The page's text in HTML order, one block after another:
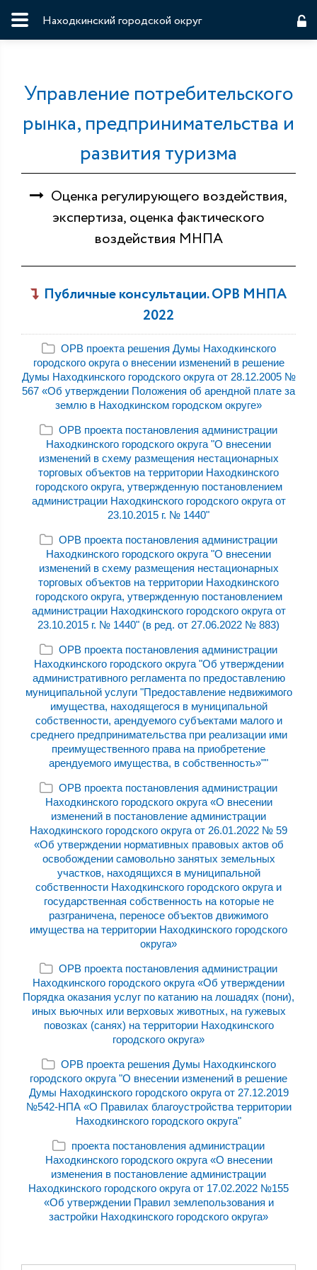
Находкинский городской округ
Управление потребительского
рынка, предпринимательства и
развития туризма
Оценка регулирующего воздействия,
экспертиза, оценка фактического
воздействия МНПА
Публичные консультации. ОРВ МНПА
2022
ОРВ проекта решения Думы Находкинского
городского округа о внесении изменений в решение
Думы Находкинского городского округа от 28.12.2005 №
567 «Об утверждении Положения об арендной плате за
землю в Находкинском городском округе»
ОРВ проекта постановления администрации
Находкинского городского округа "О внесении
изменений в схему размещения нестационарных
торговых объектов на территории Находкинского
городского округа, утвержденную постановлением
администрации Находкинского городского округа от
23.10.2015 г. № 1440"
ОРВ проекта постановления администрации
Находкинского городского округа "О внесении
изменений в схему размещения нестационарных
торговых объектов на территории Находкинского
городского округа, утвержденную постановлением
администрации Находкинского городского округа от
23.10.2015 г. № 1440" (в ред. от 27.06.2022 № 883)
ОРВ проекта постановления администрации
Находкинского городского округа "Об утверждении
административного регламента по предоставлению
муниципальной услуги "Предоставление недвижимого
имущества, находящегося в муниципальной
собственности, арендуемого субъектами малого и
среднего предпринимательства при реализации ими
преимущественного права на приобретение
арендуемого имущества, в собственность»""
ОРВ проекта постановления администрации
Находкинского городского округа «О внесении
изменений в постановление администрации
Находкинского городского округа от 26.01.2022 № 59
«Об утверждении нормативных правовых актов об
освобождении самовольно занятых земельных
участков, находящихся в муниципальной
собственности Находкинского городского округа и
государственная собственность на которые не
разграничена, переносе объектов движимого
имущества на территории Находкинского городского
округа»
ОРВ проекта постановления администрации
Находкинского городского округа «Об утверждении
Порядка оказания услуг по катанию на лошадях (пони),
иных вьючных или верховых животных, на гужевых
повозках (санях) на территории Находкинского
городского округа»
ОРВ проекта решения Думы Находкинского
городского округа "О внесении изменений в решение
Думы Находкинского городского округа от 27.12.2019
№542-НПА «О Правилах благоустройства территории
Находкинского городского округа"
проекта постановления администрации
Находкинского городского округа «О внесении
изменения в постановление администрации
Находкинского городского округа от 17.02.2022 №155
«Об утверждении Правил землепользования и
застройки Находкинского городского округа»